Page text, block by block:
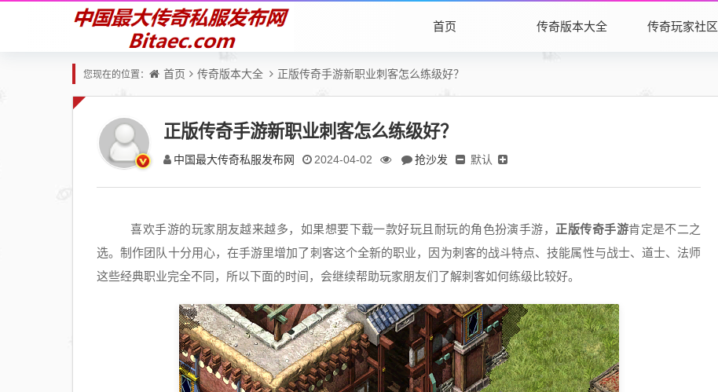
首页 传奇版本大全 传奇玩家社区
您现在的位置： 首页 传奇版本大全 正版传奇手游新职业刺客怎么练级好？
正版传奇手游新职业刺客怎么练级好？
中国最大传奇私服发布网 2024-04-02 抢沙发 默认
喜欢手游的玩家朋友越来越多，如果想要下载一款好玩且耐玩的角色扮演手游， 正版传奇手游肯定是不二之
选。制作团队十分用心，在手游里增加了刺客这个全新的职业，因为刺客的战斗特点、技能属性与战士、道士、法师
这些经典职业完全不同，所以下面的时间，会继续帮助玩家朋友们了解刺客如何练级比较好。